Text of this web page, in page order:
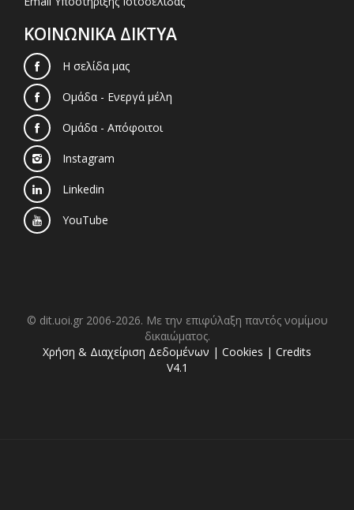
ΚΟΙΝΩΝΙΚΑ ΔΙΚΤΥΑ
Η σελίδα μας
Ομάδα - Ενεργά μέλη
Ομάδα - Απόφοιτοι
Instagram
Linkedin
YouTube
© dit.uoi.gr 2006-2026. Με την επιφύλαξη παντός νομίμου
δικαιώματος.
Χρήση & Διαχείριση Δεδομένων | Cookies | Credits
V4.1